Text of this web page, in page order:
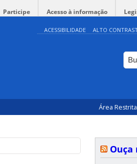
Participe Acesso à informação
ACESSIBILIDADE ALTO
Área Restrita
Ouça